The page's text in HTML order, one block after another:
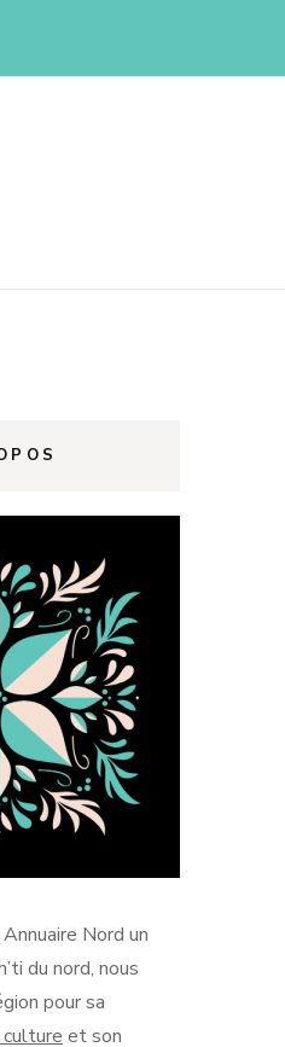
Nord un
du nord, nous
pour sa
et son